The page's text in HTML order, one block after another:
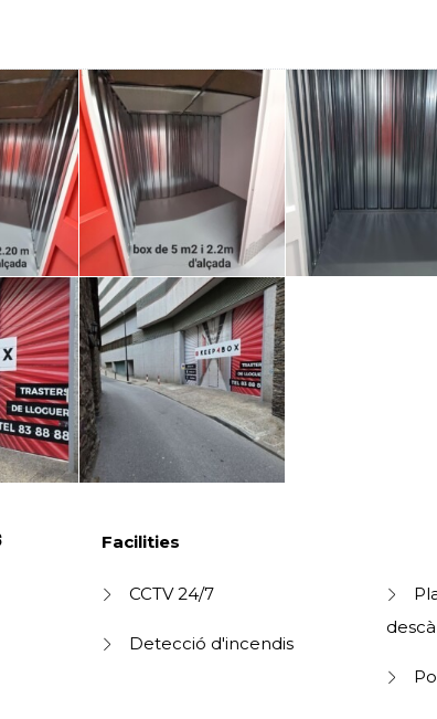
Facilities
CCTV 24/7
Detecció d'incendis